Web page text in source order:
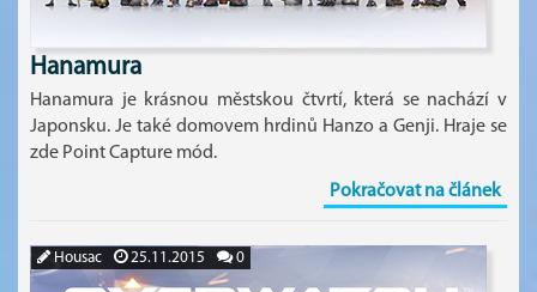
Hanamura
Hanamura je krásnou městskou čtvrtí, která se nachází v
Japonsku. Je také domovem hrdinů Hanzo a Genji. Hraje se
zde Point Capture mód.
Pokračovat na článek
Housac 25.11.2015 0